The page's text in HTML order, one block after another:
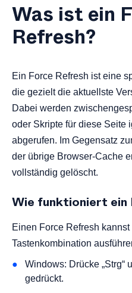
Was ist ein
Refresh?
Ein Force Refresh ist eine
die gezielt die aktuellste
Dabei werden
oder Skripte für diese Seite
abgerufen. Im Gegensatz
der übrige Browser-Cache
vollständig gelöscht.
Wie funktioniert ein
Einen Force Refresh
Tastenkombination
Windows: Drücke „Strg“
gedrückt.